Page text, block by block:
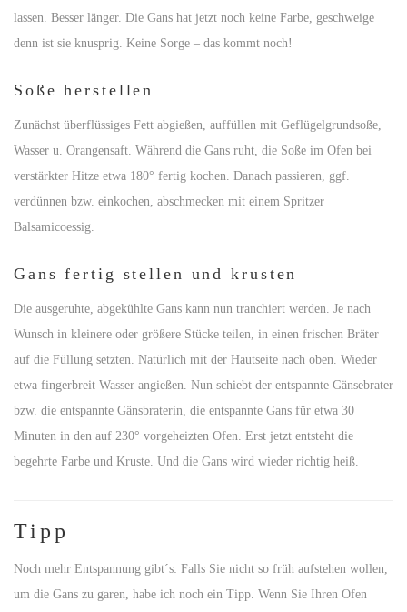
lassen. Besser länger. Die Gans hat jetzt noch keine Farbe, geschweige
denn ist sie knusprig. Keine Sorge – das kommt noch!
Soße herstellen
Zunächst überflüssiges Fett abgießen, auffüllen mit Geflügelgrundsoße,
Wasser u. Orangensaft. Während die Gans ruht, die Soße im Ofen bei
verstärkter Hitze etwa 180° fertig kochen. Danach passieren, ggf.
verdünnen bzw. einkochen, abschmecken mit einem Spritzer
Balsamicoessig.
Gans fertig stellen und krusten
Die ausgeruhte, abgekühlte Gans kann nun tranchiert werden. Je nach
Wunsch in kleinere oder größere Stücke teilen, in einen frischen Bräter
auf die Füllung setzten. Natürlich mit der Hautseite nach oben. Wieder
etwa fingerbreit Wasser angießen. Nun schiebt der entspannte Gänsebrater
bzw. die entspannte Gänsbraterin, die entspannte Gans für etwa 30
Minuten in den auf 230° vorgeheizten Ofen. Erst jetzt entsteht die
begehrte Farbe und Kruste. Und die Gans wird wieder richtig heiß.
Tipp
Noch mehr Entspannung gibt´s: Falls Sie nicht so früh aufstehen wollen,
um die Gans zu garen, habe ich noch ein Tipp. Wenn Sie Ihren Ofen